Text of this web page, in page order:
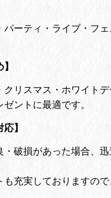
パーティ・ライブ・フ
リスマス・ホワイトデ
ントに最適です。
】
・破損があった場合、
も充実しておりますの